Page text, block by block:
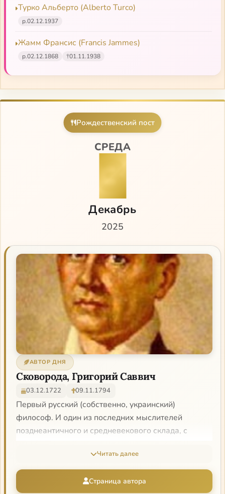
Турко Альберто (Alberto Turco)
р.02.12.1937
Жамм Франсис (Francis Jammes)
р.02.12.1868 †01.11.1938
Рождественский пост
СРЕДА
3
Декабрь
2025
АВТОР ДНЯ
Сковорода, Григорий Саввич
03.12.1722 09.11.1794
Первый русский (собственно, украинский)
философ. И один из последних мыслителей
позднеантичного и средневекового склада, с
мистики и поэзии. Философ-странник, скорее
учитель мудрости, а не «профессор» («Что такое
жизнь? — пишет он в одном месте: — это
Читать далее
Страница автора